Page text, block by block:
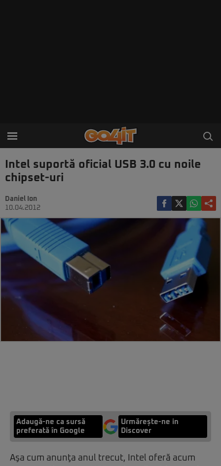
Intel suportă oficial USB 3.0 cu noile
chipset-uri
Daniel Ion
10.04.2012
Adaugă-ne ca sursă
preferată în Google
Urmărește-ne in
Discover
Aşa cum anunţa anul trecut, Intel oferă acum